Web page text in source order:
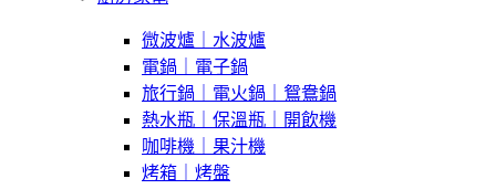
微波爐｜水波爐
電鍋｜電子鍋
旅行鍋｜電火鍋｜鴛鴦鍋
熱水瓶｜保溫瓶｜開飲機
咖啡機｜果汁機
烤箱｜烤盤